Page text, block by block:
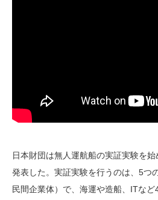
日本財団は無人運航船の実証実験を
発表した。実証実験を行うのは、5つ
民間企業体）で、海運や造船、ITな